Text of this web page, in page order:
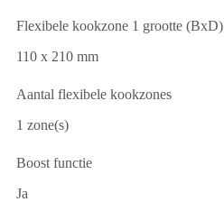
Flexibele kookzone 1 grootte (BxD)
110 x 210 mm
Aantal flexibele kookzones
1 zone(s)
Boost functie
Ja